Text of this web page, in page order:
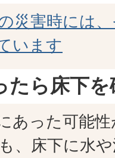
災害時には
います
たら床下
あった可能
、床下に水